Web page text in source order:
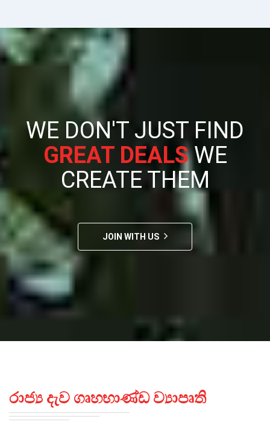
WE DON'T JUST FIND
GREAT DEALSWE
CREATE THEM
JOIN WITH US
රාජ්‍ය දැව ගෘහභාණ්ඩ ව්‍යාපෘති